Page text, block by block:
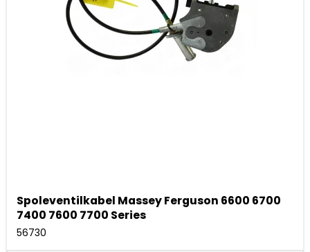
Spoleventilkabel Massey Ferguson 6600 6700
7400 7600 7700 Series
56730